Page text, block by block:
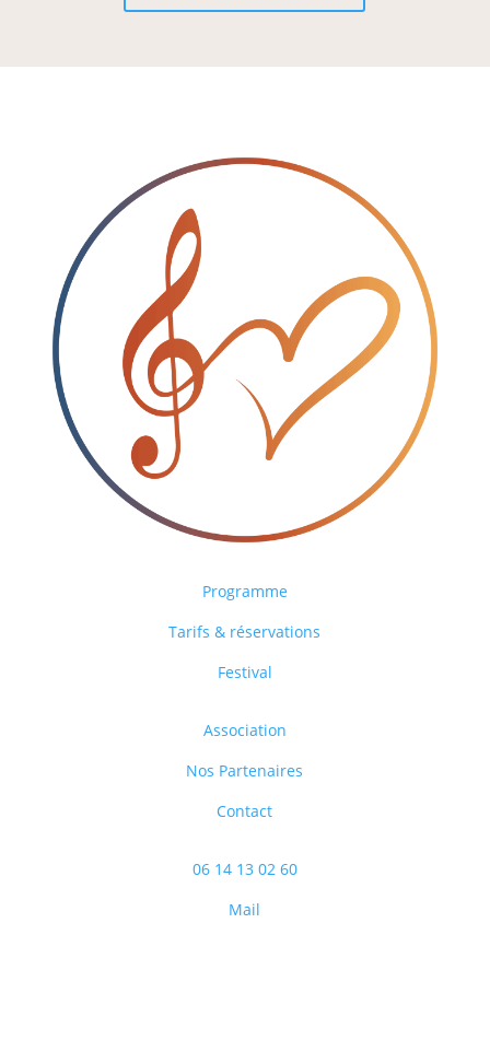
Programme
Tarifs & réservations
Festival
Association
Nos Partenaires
Contact
06 14 13 02 60
Mail